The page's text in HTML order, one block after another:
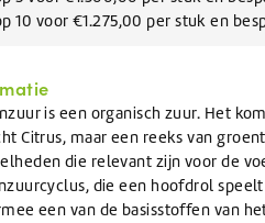
te
gaan.
& vaatwasmiddel
Hulpmaterialen
/ Rijplaten
10 voor €1.275,00 per stuk en
is een organisch zuur. Het
Citrus, maar een reeks van
die relevant zijn voor de
die een hoofdrol
een van de basisstoffen van